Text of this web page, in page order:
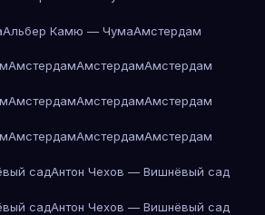
Альбер Камю — ЧумаАмстердам
АмстердамАмстердамАмстердам
АмстердамАмстердамАмстердам
АмстердамАмстердамАмстердам
садАнтон Чехов — Вишнёвый сад
садАнтон Чехов — Вишнёвый сад